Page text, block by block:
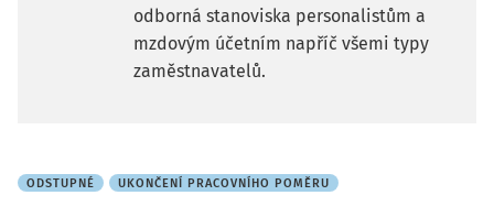
odborná stanoviska personalistům a
mzdovým účetním napříč všemi typy
zaměstnavatelů.
ODSTUPNÉ UKONČENÍ PRACOVNÍHO POMĚRU